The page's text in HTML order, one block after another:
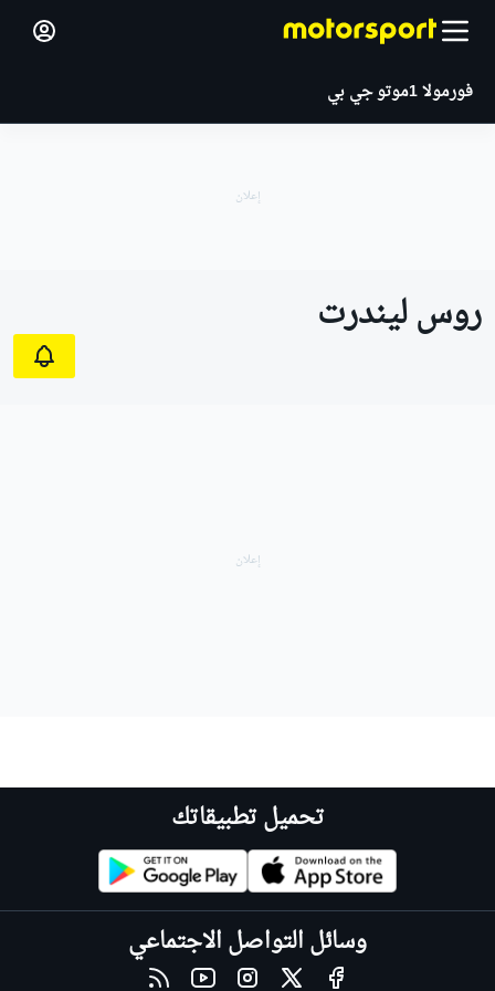
فورمولا 1 موتو جي بي
روس ليندرت
تحميل تطبيقاتك
وسائل التواصل الاجتماعي